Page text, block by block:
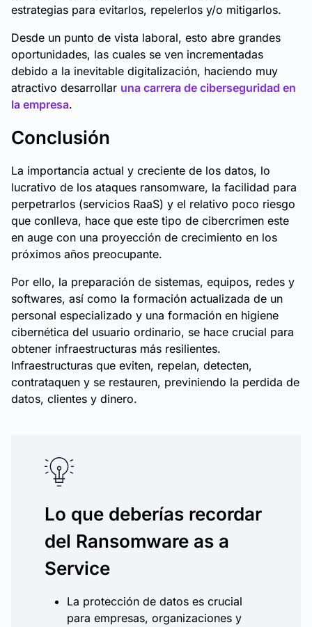
estrategias para evitarlos, repelerlos y/o mitigarlos.
Desde un punto de vista laboral, esto abre grandes
oportunidades, las cuales se ven incrementadas
debido a la inevitable digitalización, haciendo muy
atractivo desarrollar una carrera de ciberseguridad en
la empresa.
Conclusión
La importancia actual y creciente de los datos, lo
lucrativo de los ataques ransomware, la facilidad para
perpetrarlos (servicios RaaS) y el relativo poco riesgo
que conlleva, hace que este tipo de cibercrimen este
en auge con una proyección de crecimiento en los
próximos años preocupante.
Por ello, la preparación de sistemas, equipos, redes y
softwares, así como la formación actualizada de un
personal especializado y una formación en higiene
cibernética del usuario ordinario, se hace crucial para
obtener infraestructuras más resilientes.
Infraestructuras que eviten, repelan, detecten,
contrataquen y se restauren, previniendo la perdida de
datos, clientes y dinero.
Lo que deberías recordar
del Ransomware as a
Service
La protección de datos es crucial
para empresas, organizaciones y